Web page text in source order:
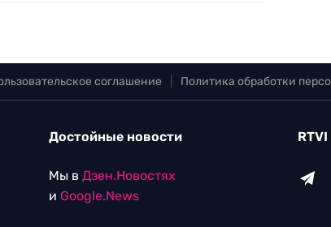
соглашение Политика обработки
Достойные новости
Мы в Дзен.Новостях
и Google.News